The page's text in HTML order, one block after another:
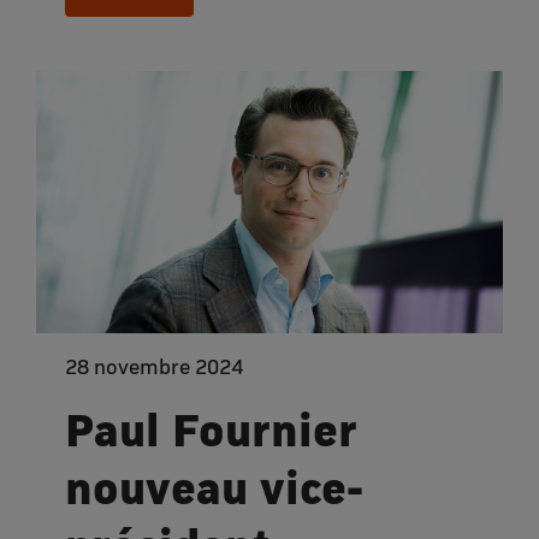
28 novembre 2024
Paul Fournier
nouveau vice-